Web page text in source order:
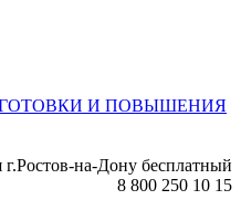
И ПОВЫШЕНИЯ
г.Ростов-на-Дону бесплатный
8 800 250 10 15